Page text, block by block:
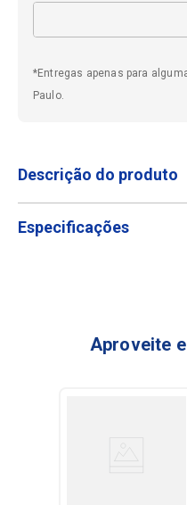
*Entregas apenas para
Paulo.
Descrição do produto
Especificações
Aproveite